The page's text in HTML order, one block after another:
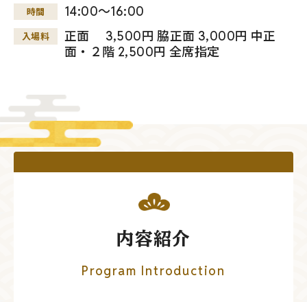
時間 14:00～16:00
入場料
正面 3,500円 脇正面 3,000円 中正
面・２階 2,500円 全席指定
内容紹介
Program Introduction